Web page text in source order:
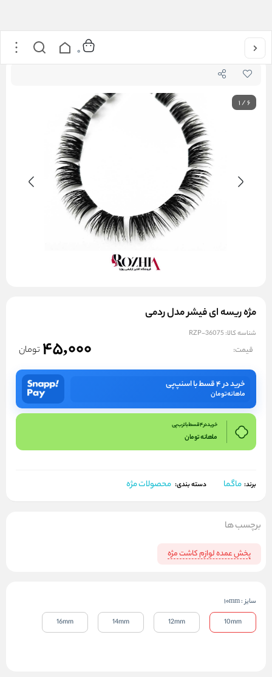
خانه 0
1/6
مژه ریسه ای فیشر مدل ردمی
شناسه کالا: RZP-36075
قیمت: 45,000 تومان
خرید در ۴ قسط با اسنپ‌پی
ماهانهتومان
خرید در 4 قسط با ترب پی
ماهانهتومان
برند: ماگما دسته بندی: محصولات مژه
برچسب ها
پخش عمده لوازم کاشت مژه
سایز :
10mm
10mm
12mm
14mm
16mm